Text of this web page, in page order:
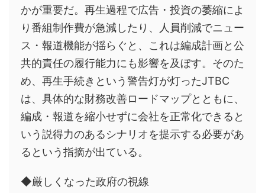
かが重要だ。再生過程で広告・投資の萎縮によ
り番組制作費が急減したり、人員削減でニュー
ス・報道機能が揺らぐと、これは編成計画と公
共的責任の履行能力にも影響を及ぼす。そのた
め、再生手続きという警告灯が灯ったJTBC
は、具体的な財務改善ロードマップとともに、
編成・報道を縮小せずに会社を正常化できると
いう説得力のあるシナリオを提示する必要があ
るという指摘が出ている。
◆厳しくなった政府の視線